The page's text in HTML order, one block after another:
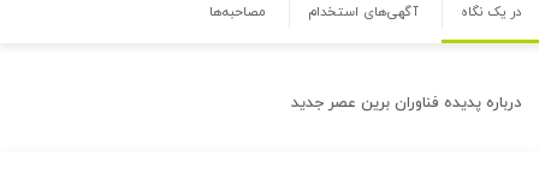
در یک نگاه آگهی‌های استخدام مصاحبه‌ها
درباره پدیده فناوران برین عصر جدید